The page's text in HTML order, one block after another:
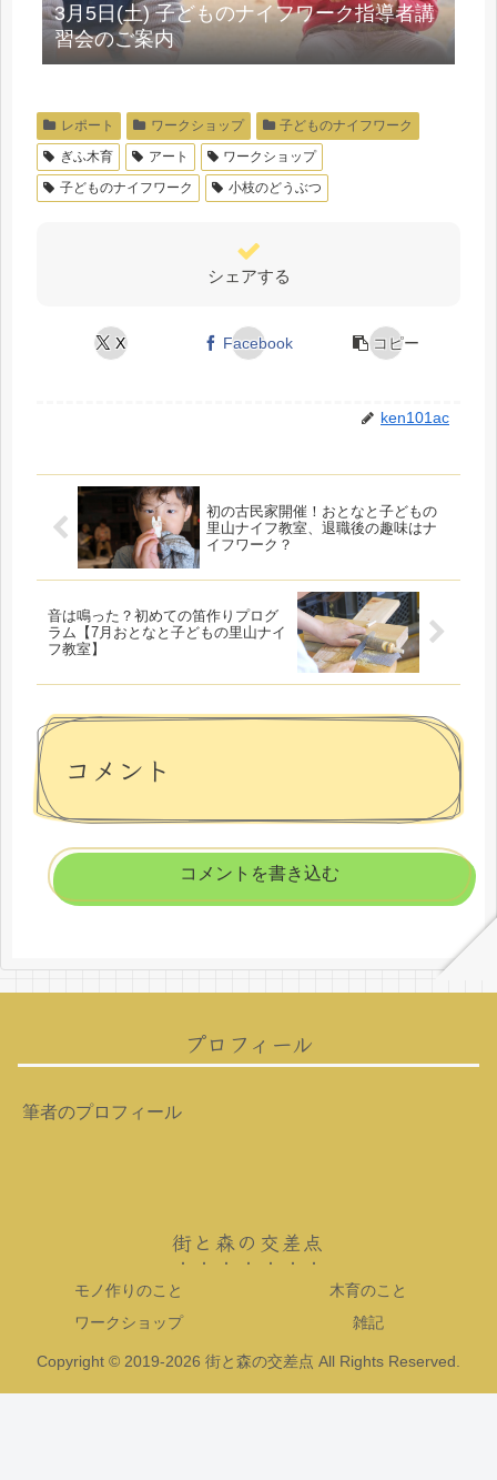
3月5日(土) 子どものナイフワーク指導者講
習会のご案内
レポート ワークショップ
子どものナイフワーク
ぎふ木育
アート
ワークショップ
子どものナイフワーク
小枝のどうぶつ
シェアする
X Facebook コピー
ken101ac
初の古民家開催！おとなと子どもの
里山ナイフ教室、退職後の趣味はナ
イフワーク？
音は鳴った？初めての笛作りプログ
ラム【7月おとなと子どもの里山ナイ
フ教室】
コメント
コメントを書き込む
プロフィール
筆者のプロフィール
街と森の交差点
モノ作りのこと
木育のこと
ワークショップ
雑記
Copyright © 2019-2026 街と森の交差点 All Rights Reserved.